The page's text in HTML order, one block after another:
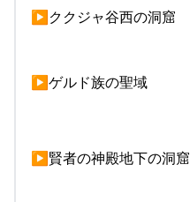
▶ククジャ谷西の洞窟
▶ゲルド族の聖域
▶賢者の神殿地下の洞窟